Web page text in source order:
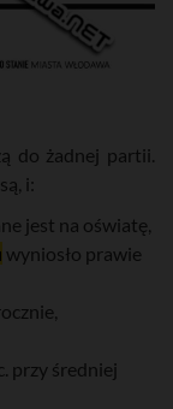
do żadnej partii.
i:
jest na oświatę,
wyniosło prawie
przy średniej